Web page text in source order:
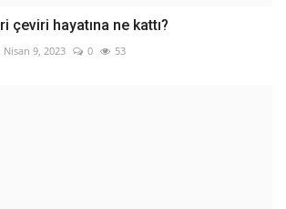
çeviri hayatına ne kattı?
Nisan 9, 2023 0 53